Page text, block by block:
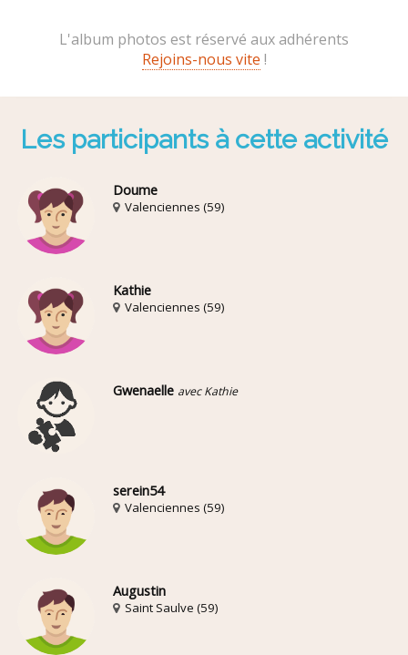
L'album photos est réservé aux adhérents
Rejoins-nous vite !
Les participants à cette activité
Doume
Valenciennes (59)
Kathie
Valenciennes (59)
Gwenaelle avec Kathie
serein54
Valenciennes (59)
Augustin
Saint Saulve (59)